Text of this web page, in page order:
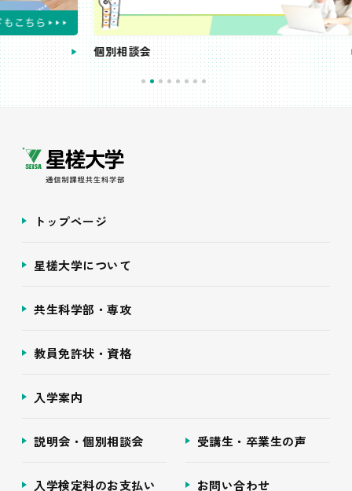
個別相談会 受
トップページ
星槎大学について
共生科学部・専攻
教員免許状・資格
入学案内
説明会・個別相談会 受講生・卒業生の声
入学検定料のお支払い お問い合わせ